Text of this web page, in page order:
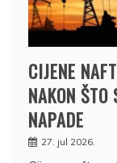
CIJENE
NAKON
NAPADE
27. jul 2026.